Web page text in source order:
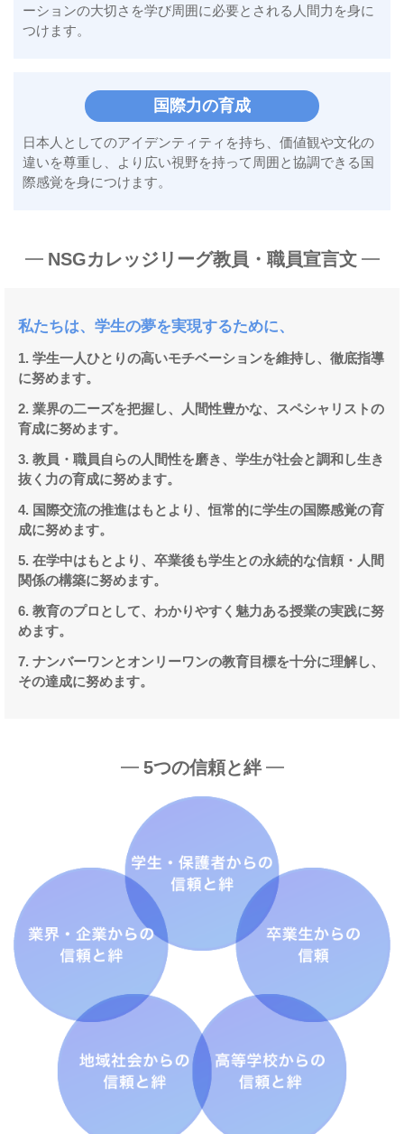
ーションの大切さを学び周囲に必要とされる 人間力を身に
つけます。
国際力の育成
日本人としてのアイデンティティを持ち、 価値観や文化の
違いを尊重し、
より広い視野を持って周囲と協調できる国
際感覚を身につけます。
NSGカレッジリーグ教員・職員宣言文
私たちは、学生の夢を実現するために、
1. 学生一人ひとりの高いモチベーションを維持し、徹底指導
に努めます。
2. 業界の二ーズを把握し、人間性豊かな、スペシャリストの
育成に努めます。
3. 教員・職員自らの人間性を磨き、学生が社会と調和し生き
抜く力の育成に努めます。
4. 国際交流の推進はもとより、恒常的に学生の国際感覚の育
成に努めます。
5. 在学中はもとより、卒業後も学生との永続的な信頼・人間
関係の構築に努めます。
6. 教育のプロとして、わかりやすく魅力ある授業の実践に努
めます。
7. ナンバーワンとオンリーワンの教育目標を十分に理解し、
その達成に努めます。
5つの信頼と絆